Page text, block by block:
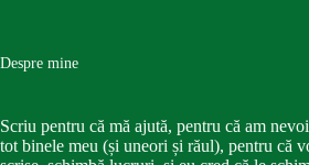
Despre mine
Scriu pentru că mă ajută, pentru că am
tot binele meu (și uneori și răul), pentru că